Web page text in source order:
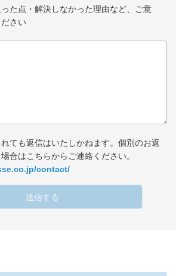
た点・解決しなかった理由など、ご意
さい
ても返信はいたしかねます。個別のお返
合はこちらからご連絡ください。
contact/
送信する